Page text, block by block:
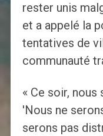
rester unis
et a appelé la
tentatives de
communauté
« Ce soir,
'Nous ne
serons pas